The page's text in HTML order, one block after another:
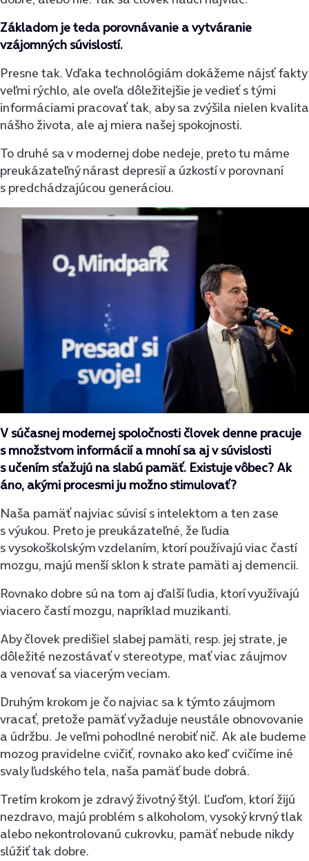
Základom je teda porovnávanie a vytváranie
vzájomných súvislostí.
Presne tak. Vďaka technológiám dokážeme nájsť fakty
veľmi rýchlo, ale oveľa dôležitejšie je vedieť s tými
informáciami pracovať tak, aby sa zvýšila nielen kvalita
nášho života, ale aj miera našej spokojnosti.
To druhé sa v modernej dobe nedeje, preto tu máme
preukázateľný nárast depresií a úzkostí v porovnaní
s predchádzajúcou generáciou.
V súčasnej modernej spoločnosti človek denne pracuje
s množstvom informácií a mnohí sa aj v súvislosti
s učením sťažujú na slabú pamäť. Existuje vôbec? Ak
áno, akými procesmi ju možno stimulovať?
Naša pamäť najviac súvisí s intelektom a ten zase
s výukou. Preto je preukázateľné, že ľudia
s vysokoškolským vzdelaním, ktorí používajú viac častí
mozgu, majú menší sklon k strate pamäti aj demencii.
Rovnako dobre sú na tom aj ďalší ľudia, ktorí využívajú
viacero častí mozgu, napríklad muzikanti.
Aby človek predišiel slabej pamäti, resp. jej strate, je
dôležité nezostávať v stereotype, mať viac záujmov
a venovať sa viacerým veciam.
Druhým krokom je čo najviac sa k týmto záujmom
vracať, pretože pamäť vyžaduje neustále obnovovanie
a údržbu. Je veľmi pohodlné nerobiť nič. Ak ale budeme
mozog pravidelne cvičiť, rovnako ako keď cvičíme iné
svaly ľudského tela, naša pamäť bude dobrá.
Tretím krokom je zdravý životný štýl. Ľuďom, ktorí žijú
nezdravo, majú problém s alkoholom, vysoký krvný tlak
alebo nekontrolovanú cukrovku, pamäť nebude nikdy
slúžiť tak dobre.